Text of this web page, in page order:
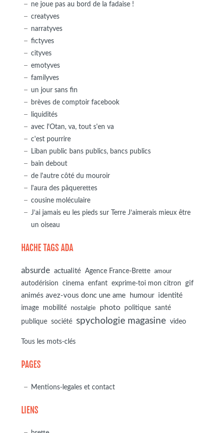
ne joue pas au bord de la fadaise !
creatyves
narratyves
fictyves
cityves
emotyves
familyves
un jour sans fin
brèves de comptoir facebook
liquidités
avec l'Otan, va, tout s'en va
c'est pourrire
Liban public bans publics, bancs publics
bain debout
de l'autre côté du mouroir
l'aura des pâquerettes
cousine moléculaire
J’ai jamais eu les pieds sur Terre J’aimerais mieux être
un oiseau
HACHE TAGS ADA
absurde actualité Agence France-Brette amour
autodérision cinema enfant exprime-toi mon citron
gif
animés avez-vous donc une ame
humour identité
image mobilité nostalgie photo politique
santé
publique
société spychologie magasine video
Tous les mots-clés
PAGES
Mentions-legales et contact
LIENS